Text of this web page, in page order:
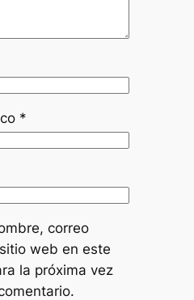
*
correo
web en este
la próxima vez